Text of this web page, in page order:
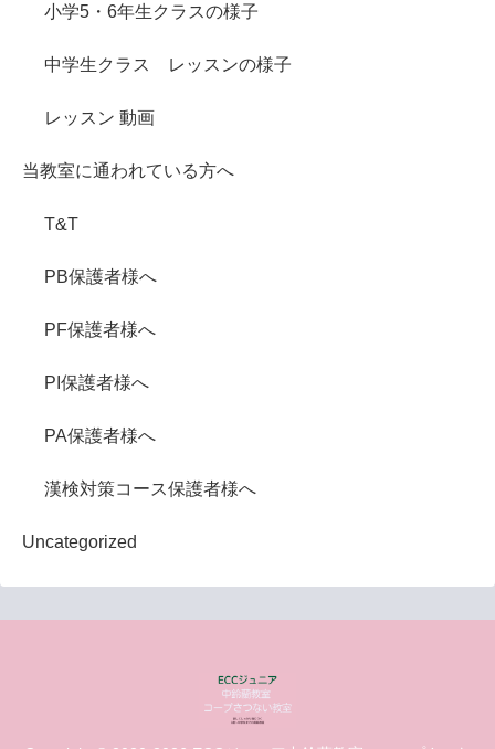
小学5・6年生クラスの様子
中学生クラス レッスンの様子
レッスン 動画
当教室に通われている方へ
T&T
PB保護者様へ
PF保護者様へ
PI保護者様へ
PA保護者様へ
漢検対策コース保護者様へ
Uncategorized